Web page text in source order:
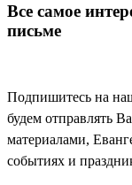
Все самое
письме
Подпишитесь на
будем отправлять
материалами,
событиях и